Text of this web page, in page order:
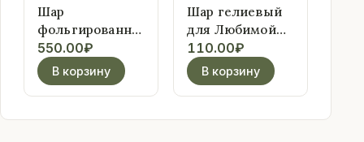
Шар
фольгированный
"С днем
рождения!" гусь
550.00₽
В корзину
Шар гелиевый
для Любимой
жены в
ассортименте
110.00₽
В корзину